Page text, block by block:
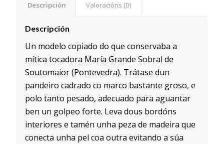
Descripción Valoracións (0)
Descripción
Un modelo copiado do que conservaba a
mítica tocadora María Grande Sobral de
Soutomaior (Pontevedra). Trátase dun
pandeiro cadrado co marco bastante groso, e
polo tanto pesado, adecuado para aguantar
ben un golpeo forte. Leva dous bordóns
interiores e tamén unha peza de madeira que
conecta unha pel coa outra evitando a súa